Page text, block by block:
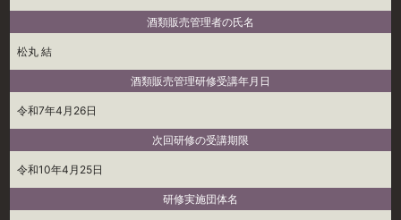
酒類販売管理者の氏名
松丸 結
酒類販売管理研修受講年月日
令和7年4月26日
次回研修の受講期限
令和10年4月25日
研修実施団体名